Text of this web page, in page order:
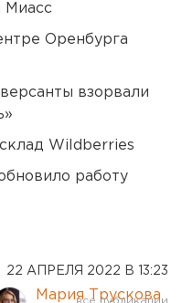
Миасс
Оренбурга
взорвали
Wildberries
работу
22 АПРЕЛЯ 2022 В 13:23
Мария Трускова